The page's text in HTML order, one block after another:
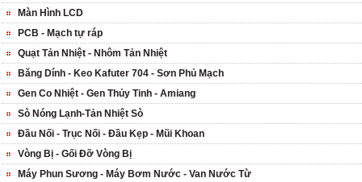
Màn Hình LCD
PCB - Mạch tự ráp
Quạt Tản Nhiệt - Nhôm Tản Nhiệt
Băng Dính - Keo Kafuter 704 - Sơn Phủ Mạch
Gen Co Nhiệt - Gen Thủy Tinh - Amiang
Sò Nóng Lạnh-Tản Nhiệt Sò
Đầu Nối - Trục Nối - Đầu Kẹp - Mũi Khoan
Vòng Bị - Gối Đỡ Vòng Bị
Máy Phun Sương - Máy Bơm Nước - Van Nước Từ